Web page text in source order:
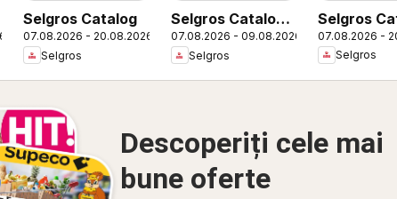
Selgros Catalog
07.08.2026 - 20.08.2026
Selgros
Selgros Catalog
Oferte de
weekend
07.08.2026 - 09.08.2026
Selgros
Selgros
Magazine
07.08.2026 -
Selgros
Descoperiți cele mai
bune oferte